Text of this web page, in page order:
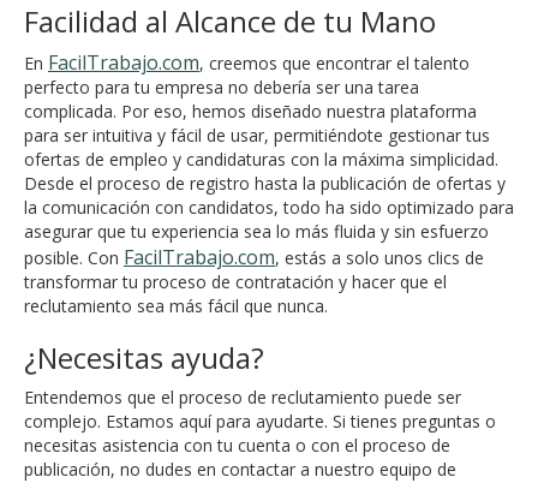
Facilidad al Alcance de tu Mano
En FacilTrabajo.com, creemos que encontrar el talento
perfecto para tu empresa no debería ser una tarea
complicada. Por eso, hemos diseñado nuestra plataforma
para ser intuitiva y fácil de usar, permitiéndote gestionar tus
ofertas de empleo y candidaturas con la máxima simplicidad.
Desde el proceso de registro hasta la publicación de ofertas y
la comunicación con candidatos, todo ha sido optimizado para
asegurar que tu experiencia sea lo más fluida y sin esfuerzo
posible. Con FacilTrabajo.com, estás a solo unos clics de
transformar tu proceso de contratación y hacer que el
reclutamiento sea más fácil que nunca.
¿Necesitas ayuda?
Entendemos que el proceso de reclutamiento puede ser
complejo. Estamos aquí para ayudarte. Si tienes preguntas o
necesitas asistencia con tu cuenta o con el proceso de
publicación, no dudes en contactar a nuestro equipo de